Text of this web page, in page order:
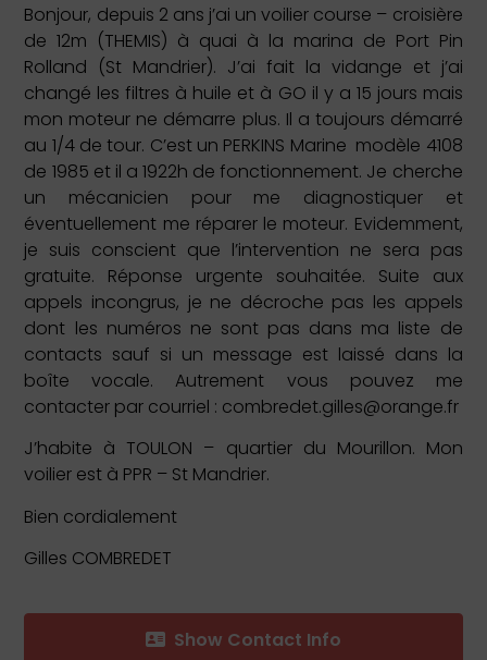
Bonjour, depuis 2 ans j’ai un voilier course – croisière
de 12m (THEMIS) à quai à la marina de Port Pin
Rolland (St Mandrier). J’ai fait la vidange et j’ai
changé les filtres à huile et à GO il y a 15 jours mais
mon moteur ne démarre plus. Il a toujours démarré
au 1/4 de tour. C’est un PERKINS Marine modèle 4108
de 1985 et il a 1922h de fonctionnement. Je cherche
un mécanicien pour me diagnostiquer et
éventuellement me réparer le moteur. Evidemment,
je suis conscient que l’intervention ne sera pas
gratuite. Réponse urgente souhaitée. Suite aux
appels incongrus, je ne décroche pas les appels
dont les numéros ne sont pas dans ma liste de
contacts sauf si un message est laissé dans la
boîte vocale. Autrement vous pouvez me
contacter par courriel : combredet.gilles@orange.fr
J’habite à TOULON – quartier du Mourillon. Mon
voilier est à PPR – St Mandrier.
Bien cordialement
Gilles COMBREDET
Show Contact Info